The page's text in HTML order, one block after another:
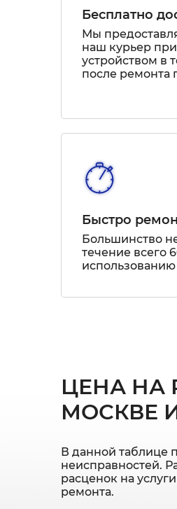
Бесплатно
Мы
наш курьер
устройством в
после ремонта
Быстро
Большинство
течение всего
ЦЕНА НА
МОСКВЕ
В данной таблице
неисправностей.
расценок на
ремонта.